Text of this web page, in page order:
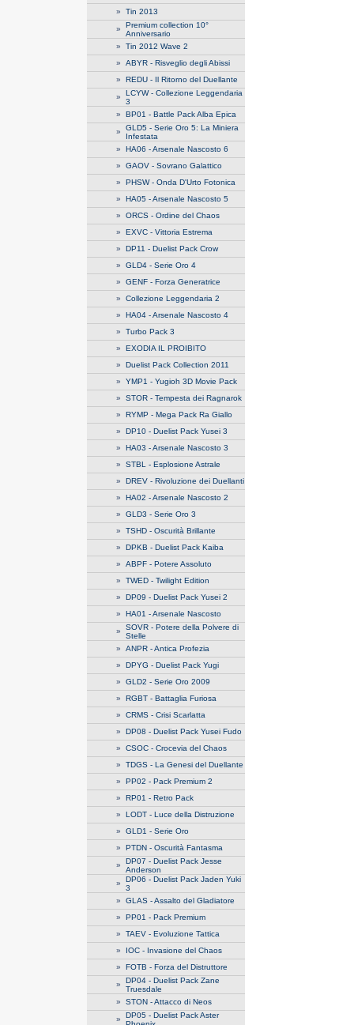
» Tin 2013
» Premium collection 10°
Anniversario
» Tin 2012 Wave 2
» ABYR - Risveglio degli Abissi
» REDU - Il Ritorno del Duellante
» LCYW - Collezione Leggendaria
3
» BP01 - Battle Pack Alba Epica
» GLD5 - Serie Oro 5: La Miniera
Infestata
» HA06 - Arsenale Nascosto 6
» GAOV - Sovrano Galattico
» PHSW - Onda D'Urto Fotonica
» HA05 - Arsenale Nascosto 5
» ORCS - Ordine del Chaos
» EXVC - Vittoria Estrema
» DP11 - Duelist Pack Crow
» GLD4 - Serie Oro 4
» GENF - Forza Generatrice
» Collezione Leggendaria 2
» HA04 - Arsenale Nascosto 4
» Turbo Pack 3
» EXODIA IL PROIBITO
» Duelist Pack Collection 2011
» YMP1 - Yugioh 3D Movie Pack
» STOR - Tempesta dei Ragnarok
» RYMP - Mega Pack Ra Giallo
» DP10 - Duelist Pack Yusei 3
» HA03 - Arsenale Nascosto 3
» STBL - Esplosione Astrale
» DREV - Rivoluzione dei Duellanti
» HA02 - Arsenale Nascosto 2
» GLD3 - Serie Oro 3
» TSHD - Oscurità Brillante
» DPKB - Duelist Pack Kaiba
» ABPF - Potere Assoluto
» TWED - Twilight Edition
» DP09 - Duelist Pack Yusei 2
» HA01 - Arsenale Nascosto
» SOVR - Potere della Polvere di
Stelle
» ANPR - Antica Profezia
» DPYG - Duelist Pack Yugi
» GLD2 - Serie Oro 2009
» RGBT - Battaglia Furiosa
» CRMS - Crisi Scarlatta
» DP08 - Duelist Pack Yusei Fudo
» CSOC - Crocevia del Chaos
» TDGS - La Genesi del Duellante
» PP02 - Pack Premium 2
» RP01 - Retro Pack
» LODT - Luce della Distruzione
» GLD1 - Serie Oro
» PTDN - Oscurità Fantasma
» DP07 - Duelist Pack Jesse
Anderson
» DP06 - Duelist Pack Jaden Yuki
3
» GLAS - Assalto del Gladiatore
» PP01 - Pack Premium
» TAEV - Evoluzione Tattica
» IOC - Invasione del Chaos
» FOTB - Forza del Distruttore
» DP04 - Duelist Pack Zane
Truesdale
» STON - Attacco di Neos
» DP05 - Duelist Pack Aster